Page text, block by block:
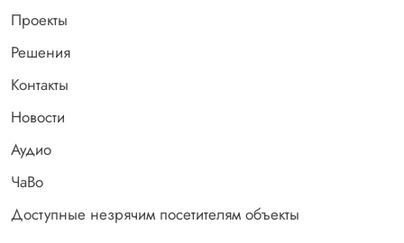
Проекты
Решения
Контакты
Новости
Аудио
ЧаВо
Доступные незрячим посетителям объекты